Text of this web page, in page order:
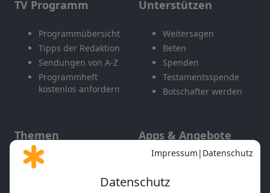
TV Programm
Programmübersicht
Tipps der Redaktion
Sendungen von A-Z
Programmheft
kostenlos anfordern
Unterstützen
Weitersagen
Beten
Spenden
Testamentsspende
Botschafter werden
Themen
Gott und Bibel erklärt
Apps & Angebote
Mobile App